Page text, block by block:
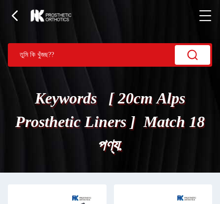
Keywords [ 20cm Alps
Prosthetic Liners ] Match 18
পণ্য.